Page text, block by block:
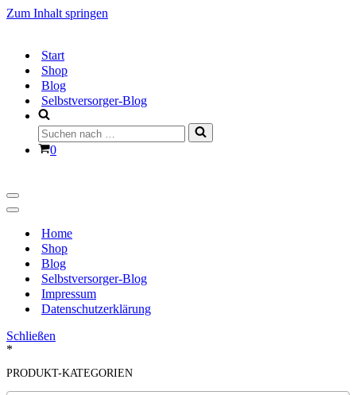
Zum Inhalt springen
Start
Shop
Blog
Selbstversorger-Blog
Suchen
nach …
Warenkorb
0
Navigationsmenü
Navigationsmenü
Home
Shop
Blog
Selbstversorger-Blog
Impressum
Datenschutzerklärung
Schließen
*
PRODUKT-KATEGORIEN